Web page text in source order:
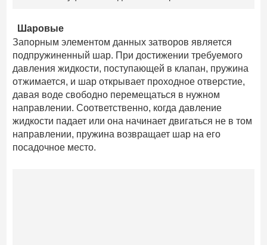
Шаровые
Запорным элементом данных затворов является
подпружиненный шар. При достижении требуемого
давления жидкости, поступающей в клапан, пружина
отжимается, и шар открывает проходное отверстие,
давая воде свободно перемещаться в нужном
направлении. Соответственно, когда давление
жидкости падает или она начинает двигаться не в том
направлении, пружина возвращает шар на его
посадочное место.